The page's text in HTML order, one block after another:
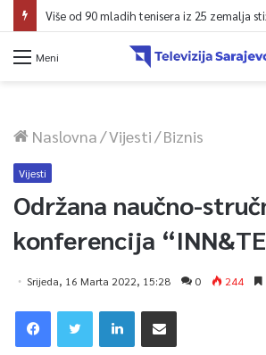
Više od 90 mladih tenisera iz 25 zemalja
Meni
Naslovna/Vijesti/Biznis
Vijesti
Održana naučno-
konferencija
Srijeda, 16 Marta 2022, 15:28 0 244